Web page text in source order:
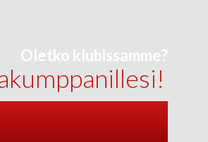
Oletko klubissamme?